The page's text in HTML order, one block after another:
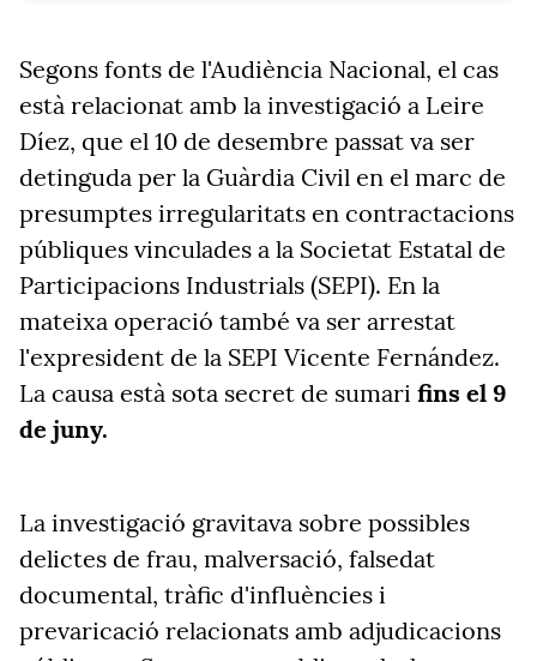
Segons fonts de l'Audiència Nacional, el cas
està relacionat amb la investigació a Leire
Díez, que el 10 de desembre passat va ser
detinguda per la Guàrdia Civil en el marc de
presumptes irregularitats en contractacions
públiques vinculades a la Societat Estatal de
Participacions Industrials (SEPI). En la
mateixa operació també va ser arrestat
l'expresident de la SEPI Vicente Fernández.
La causa està sota secret de sumari fins el 9
de juny.
La investigació gravitava sobre possibles
delictes de frau, malversació, falsedat
documental, tràfic d'influències i
prevaricació relacionats amb adjudicacions